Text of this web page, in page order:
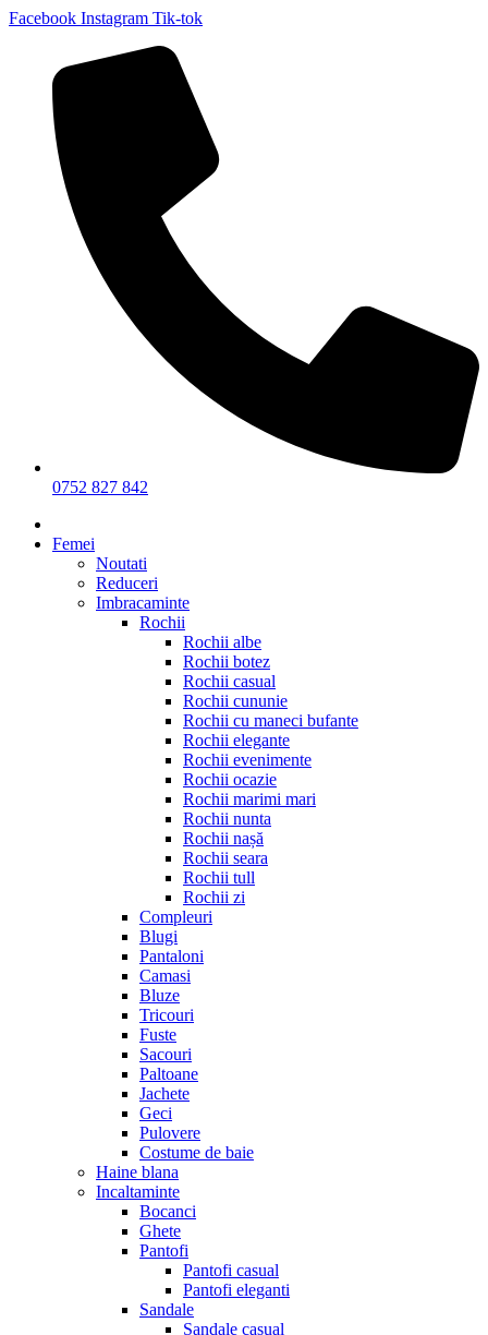
Facebook Instagram Tik-tok
0752 827 842
Femei
Noutati
Reduceri
Imbracaminte
Rochii
Rochii albe
Rochii botez
Rochii casual
Rochii cununie
Rochii cu maneci bufante
Rochii elegante
Rochii evenimente
Rochii ocazie
Rochii marimi mari
Rochii nunta
Rochii nașă
Rochii seara
Rochii tull
Rochii zi
Compleuri
Blugi
Pantaloni
Camasi
Bluze
Tricouri
Fuste
Sacouri
Paltoane
Jachete
Geci
Pulovere
Costume de baie
Haine blana
Incaltaminte
Bocanci
Ghete
Pantofi
Pantofi casual
Pantofi eleganti
Sandale
Sandale casual